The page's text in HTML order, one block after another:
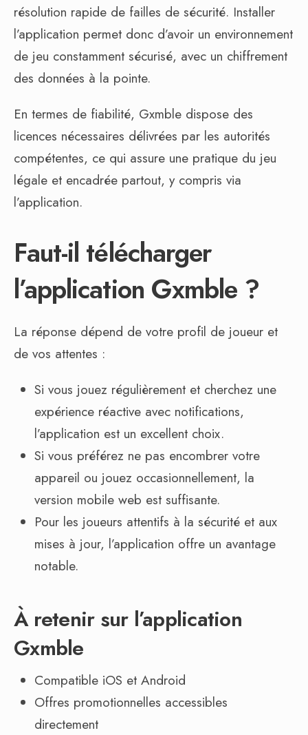
résolution rapide de failles de sécurité. Installer
l’application permet donc d’avoir un environnement
de jeu constamment sécurisé, avec un chiffrement
des données à la pointe.
En termes de fiabilité, Gxmble dispose des
licences nécessaires délivrées par les autorités
compétentes, ce qui assure une pratique du jeu
légale et encadrée partout, y compris via
l’application.
Faut-il télécharger
l’application Gxmble ?
La réponse dépend de votre profil de joueur et
de vos attentes :
Si vous jouez régulièrement et cherchez une
expérience réactive avec notifications,
l’application est un excellent choix.
Si vous préférez ne pas encombrer votre
appareil ou jouez occasionnellement, la
version mobile web est suffisante.
Pour les joueurs attentifs à la sécurité et aux
mises à jour, l’application offre un avantage
notable.
À retenir sur l’application
Gxmble
Compatible iOS et Android
Offres promotionnelles accessibles
directement